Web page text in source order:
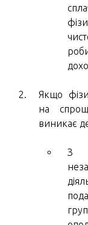
Якщо
на
виникає
З